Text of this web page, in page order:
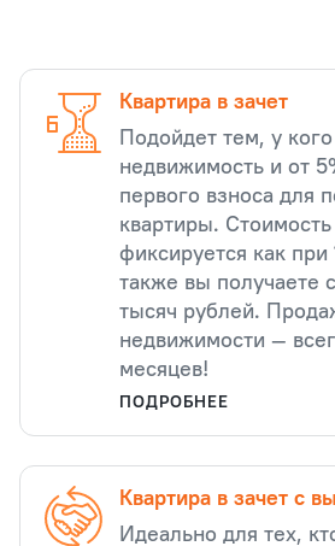
Квартира в зачет
Подойдет тем, у
недвижимость и от
первого взноса для
квартиры.
фиксируется как при
также вы получаете
тысяч рублей.
недвижимости —
месяцев!
ПОДРОБНЕЕ
Квартира в зачет с
Идеально для тех,